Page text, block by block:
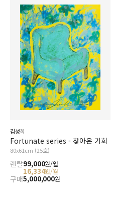
김성희
Fortunate series - 찾아온 기회
80x61cm (25호)
렌탈99,000원/월
16,334원/월
구매5,000,000원